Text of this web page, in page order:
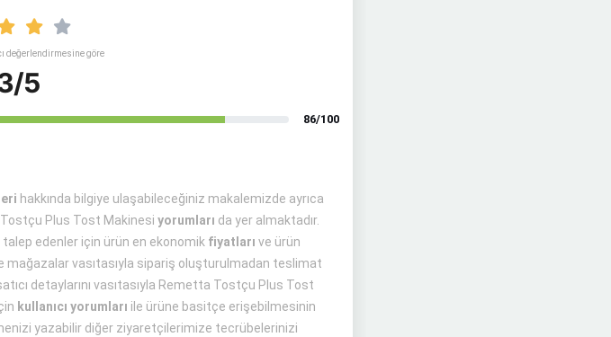
değerlendirmesine göre
5
86/100
hakkında bilgiye ulaşabileceğiniz makalemizde ayrıca
Plus Tost Makinesi yorumları da yer almaktadır.
talep edenler için ürün en ekonomik fiyatları ve ürün
mağazalar vasıtasıyla sipariş oluşturulmadan teslimat
detaylarını vasıtasıyla Remetta Tostçu Plus Tost
kullanıcı yorumları ile ürüne basitçe erişebilmesinin
yazabilir diğer ziyaretçilerimize tecrübelerinizi